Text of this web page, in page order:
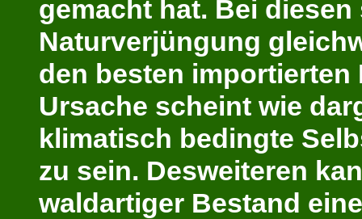
gemacht hat. Bei diesen
Naturverjüngung
den besten importierten
Ursache scheint wie
klimatisch bedingte
zu sein. Desweiteren
waldartiger Bestand